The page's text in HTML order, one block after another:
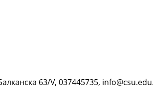
63/V, 037445735,